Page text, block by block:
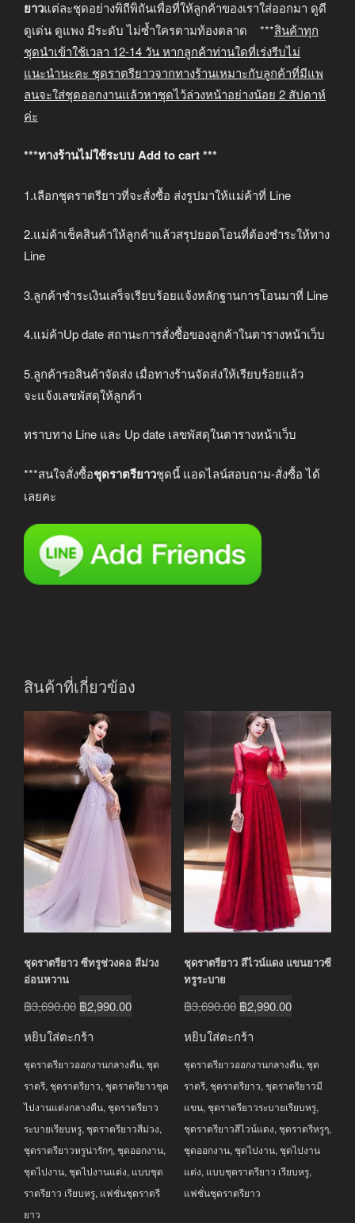
ยาวแต่ละชุดอย่างพิถีพิถันเพื่อที่ให้ลูกค้าของเราใส่ออกมา ดูดี
ดูเด่น ดูแพง มีระดับ ไม่ซ้ำใครตามท้องตลาด ***สินค้าทุก
ชุดนำเข้าใช้เวลา 12-14 วัน หากลูกค้าท่านใดที่เร่งรีบไม่
แนะนำนะคะ ชุดราตรียาวจากทางร้านเหมาะกับลูกค้าที่มีแพ
ลนจะใส่ชุดออกงานแล้วหาชุดไว้ล่วงหน้าอย่างน้อย 2 สัปดาห์
ค่ะ
***ทางร้านไม่ใช้ระบบ Add to cart ***
1.เลือกชุดราตรียาวที่จะสั่งซื้อ ส่งรูปมาให้แม่ค้าที่ Line
2.แม่ค้าเช็คสินค้าให้ลูกค้าแล้วสรุปยอดโอนที่ต้องชำระให้ทาง
Line
3.ลูกค้าชำระเงินเสร็จเรียบร้อยแจ้งหลักฐานการโอนมาที่ Line
4.แม่ค้าUp date สถานะการสั่งซื้อของลูกค้าในตารางหน้าเว็บ
5.ลูกค้ารอสินค้าจัดส่ง เมื่อทางร้านจัดส่งให้เรียบร้อยแล้ว
จะแจ้งเลขพัสดุให้ลูกค้า
ทราบทาง Line และ Up date เลขพัสดุในตารางหน้าเว็บ
***สนใจสั่งซื้อชุดราตรียาวชุดนี้ แอดไลน์สอบถาม-สั่งซื้อ ได้
เลยคะ
สินค้าที่เกี่ยวข้อง
ชุดราตรียาว ซีทรูช่วงคอ สีม่วง
อ่อนหวาน
฿3,690.00 Original
฿3,690.00.
฿2,990.00Current
฿2,990.00.
หยิบใส่ตะกร้า
ชุดราตรียาวออกงานกลางคืน,ชุด
ราตรี,ชุดราตรียาว,ชุดราตรียาวชุด
ไปงานแต่งกลางคืน,ชุดราตรียาว
ระบายเรียบหรู,ชุดราตรียาวสีม่วง,
ชุดราตรียาวหรูน่ารักๆ,ชุดออกงาน,
ชุดไปงาน,ชุดไปงานแต่ง, แบบชุด
ราตรียาว เรียบหรู, แฟชั่นชุดราตรี
ยาว
ชุดราตรียาว สีไวน์แดง แขนยาวซี
ทรูระบาย
฿3,690.00 Original
฿3,690.00.
฿2,990.00Current
฿2,990.00.
หยิบใส่ตะกร้า
ชุดราตรียาวออกงานกลางคืน,ชุด
ราตรี,ชุดราตรียาว,ชุดราตรียาวมี
แขน,ชุดราตรียาวระบายเรียบหรู,
ชุดราตรียาวสีไวน์แดง,ชุดราตรีหรูๆ,
ชุดออกงาน,ชุดไปงาน,ชุดไปงาน
แต่ง, แบบชุดราตรียาว เรียบหรู,
แฟชั่นชุดราตรียาว